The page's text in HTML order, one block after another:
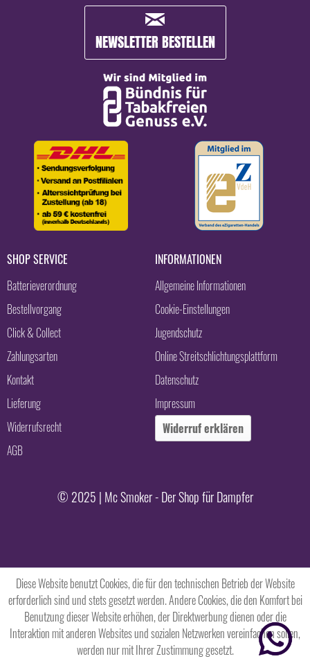
NEWSLETTER BESTELLEN
SHOP SERVICE
Batterieverordnung
Bestellvorgang
Click & Collect
Zahlungsarten
Kontakt
Lieferung
Widerrufsrecht
AGB
INFORMATIONEN
Allgemeine Informationen
Cookie-Einstellungen
Jugendschutz
Online Streitschlichtungsplattform
Datenschutz
Impressum
Widerruf erklären
© 2025 | Mc Smoker - Der Shop für Dampfer
Diese Website benutzt Cookies, die für den technischen Betrieb der Website
erforderlich sind und stets gesetzt werden. Andere Cookies, die den Komfort bei
Benutzung dieser Website erhöhen, der Direktwerbung dienen oder die
Interaktion mit anderen Websites und sozialen Netzwerken vereinfachen sollen,
werden nur mit Ihrer Zustimmung gesetzt.